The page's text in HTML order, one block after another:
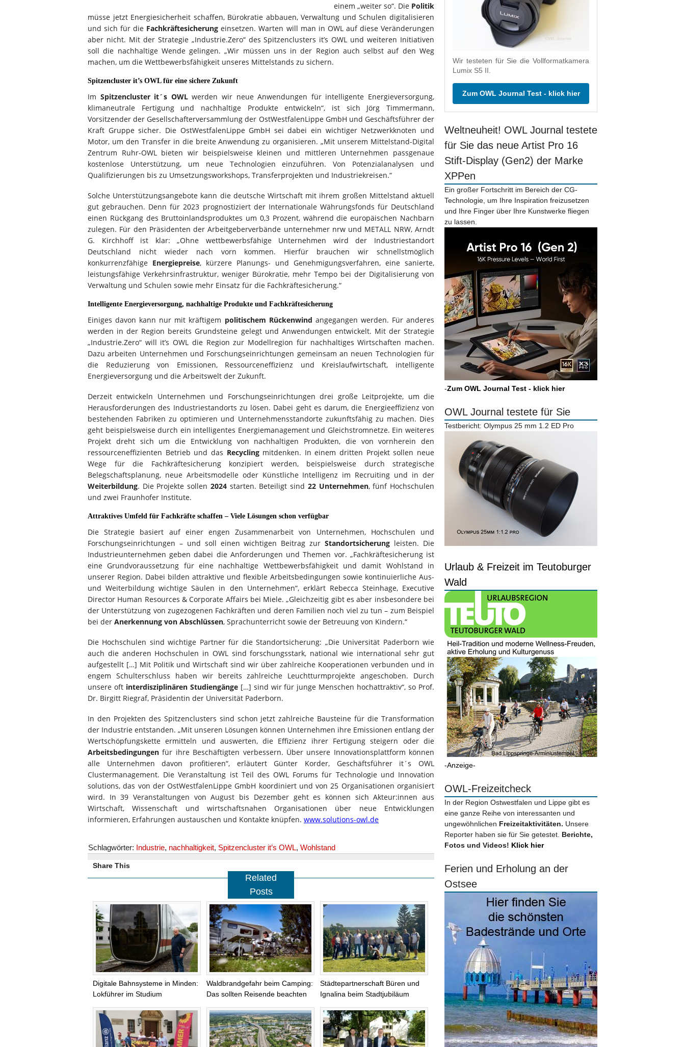
einem „weiter so“. Die Politik
müsse jetzt Energiesicherheit schaffen, Bürokratie abbauen, Verwaltung und Schulen digitalisieren
und sich für die Fachkräftesicherung einsetzen. Warten will man in OWL auf diese Veränderungen
aber nicht. Mit der Strategie „Industrie.Zero“ des Spitzenclusters it’s OWL und weiteren Initiativen
soll die nachhaltige Wende gelingen. „Wir müssen uns in der Region auch selbst auf den Weg
machen, um die Wettbewerbsfähigkeit unseres Mittelstands zu sichern.
Spitzencluster it’s OWL für eine sichere Zukunft
Im Spitzencluster it´s OWLwerden wir neue Anwendungen für intelligente Energieversorgung,
klimaneutrale Fertigung und nachhaltige Produkte entwickeln“, ist sich Jörg Timmermann,
Vorsitzender der Gesellschafterversammlung der OstWestfalenLippe GmbH und Geschäftsführer der
Kraft Gruppe sicher. Die OstWestfalenLippe GmbH sei dabei ein wichtiger Netzwerkknoten und
Motor, um den Transfer in die breite Anwendung zu organisieren. „Mit unserem Mittelstand-Digital
Zentrum Ruhr-OWL bieten wir beispielsweise kleinen und mittleren Unternehmen passgenaue
kostenlose Unterstützung, um neue Technologien einzuführen. Von Potenzialanalysen und
Qualifizierungen bis zu Umsetzungsworkshops, Transferprojekten und Industriekreisen.“
Solche Unterstützungsangebote kann die deutsche Wirtschaft mit ihrem großen Mittelstand aktuell
gut gebrauchen. Denn für 2023 prognostiziert der Internationale Währungsfonds für Deutschland
einen Rückgang des Bruttoinlandsproduktes um 0,3 Prozent, während die europäischen Nachbarn
zulegen. Für den Präsidenten der Arbeitgeberverbände unternehmer nrw und METALL NRW, Arndt
G. Kirchhoff ist klar: „Ohne wettbewerbsfähige Unternehmen wird der Industriestandort
Deutschland nicht wieder nach vorn kommen. Hierfür brauchen wir schnellstmöglich
konkurrenzfähige Energiepreise, kürzere Planungs- und Genehmigungsverfahren, eine sanierte,
leistungsfähige Verkehrsinfrastruktur, weniger Bürokratie, mehr Tempo bei der Digitalisierung von
Verwaltung und Schulen sowie mehr Einsatz für die Fachkräftesicherung.“
Intelligente Energieversorgung, nachhaltige Produkte und Fachkräftesicherung
Einiges davon kann nur mit kräftigem politischem Rückenwind angegangen werden. Für anderes
werden in der Region bereits Grundsteine gelegt und Anwendungen entwickelt. Mit der Strategie
„Industrie.Zero“ will it’s OWL die Region zur Modellregion für nachhaltiges Wirtschaften machen.
Dazu arbeiten Unternehmen und Forschungseinrichtungen gemeinsam an neuen Technologien für
die Reduzierung von Emissionen, Ressourceneffizienz und Kreislaufwirtschaft, intelligente
Energieversorgung und die Arbeitswelt der Zukunft.
Derzeit entwickeln Unternehmen und Forschungseinrichtungen drei große Leitprojekte, um die
Herausforderungen des Industriestandorts zu lösen. Dabei geht es darum, die Energieeffizienz von
bestehenden Fabriken zu optimieren und Unternehmensstandorte zukunftsfähig zu machen. Dies
geht beispielsweise durch ein intelligentes Energiemanagement und Gleichstromnetze. Ein weiteres
Projekt dreht sich um die Entwicklung von nachhaltigen Produkten, die von vornherein den
ressourceneffizienten Betrieb und das Recyclingmitdenken. In einem dritten Projekt sollen neue
Wege für die Fachkräftesicherung konzipiert werden, beispielsweise durch strategische
Belegschaftsplanung, neue Arbeitsmodelle oder Künstliche Intelligenz im Recruiting und in der
Weiterbildung. Die Projekte sollen 2024starten. Beteiligt sind 22 Unternehmen, fünf Hochschulen
und zwei Fraunhofer Institute.
Attraktives Umfeld für Fachkräfte schaffen – Viele Lösungen schon verfügbar
Die Strategie basiert auf einer engen Zusammenarbeit von Unternehmen, Hochschulen und
Forschungseinrichtungen – und soll einen wichtigen Beitrag zurStandortsicherung leisten. Die
Industrieunternehmen geben dabei die Anforderungen und Themen vor. „Fachkräftesicherung ist
eine Grundvoraussetzung für eine nachhaltige Wettbewerbsfähigkeit und damit Wohlstand in
unserer Region. Dabei bilden attraktive und flexible Arbeitsbedingungen sowie kontinuierliche Aus-
und Weiterbildung wichtige Säulen in den Unternehmen“, erklärt Rebecca Steinhage, Executive
Director Human Resources & Corporate Affairs bei Miele. „Gleichzeitig gibt es aber insbesondere bei
der Unterstützung von zugezogenen Fachkräften und deren Familien noch viel zu tun – zum Beispiel
bei der Anerkennung von Abschlüssen, Sprachunterricht sowie der Betreuung von Kindern.“
Die Hochschulen sind wichtige Partner für die Standortsicherung: „Die Universität Paderborn wie
auch die anderen Hochschulen in OWL sind forschungsstark, national wie international sehr gut
aufgestellt […] Mit Politik und Wirtschaft sind wir über zahlreiche Kooperationen verbunden und in
engem Schulterschluss haben wir bereits zahlreiche Leuchtturmprojekte angeschoben. Durch
unsere oft interdisziplinären Studiengänge[…] sind wir für junge Menschen hochattraktiv“, so Prof.
Dr. Birgitt Riegraf, Präsidentin der Universität Paderborn.
In den Projekten des Spitzenclusters sind schon jetzt zahlreiche Bausteine für die Transformation
der Industrie entstanden. „Mit unseren Lösungen können Unternehmen ihre Emissionen entlang der
Wertschöpfungskette ermitteln und auswerten, die Effizienz ihrer Fertigung steigern oder die
Arbeitsbedingungen für ihre Beschäftigten verbessern. Über unsere Innovationsplattform können
alle Unternehmen davon profitieren“, erläutert Günter Korder, Geschäftsführer it´s OWL
Clustermanagement. Die Veranstaltung ist Teil des OWL Forums für Technologie und Innovation
solutions, das von der OstWestfalenLippe GmbH koordiniert und von 25 Organisationen organisiert
wird. In 39 Veranstaltungen von August bis Dezember geht es können sich Akteur:innen aus
Wirtschaft, Wissenschaft und wirtschaftsnahen Organisationen über neue Entwicklungen
informieren, Erfahrungen austauschen und Kontakte knüpfen. www.solutions-owl.de
Schlagwörter: Industrie, nachhaltigkeit, Spitzencluster it’s OWL, Wohlstand
Share This
Related
Posts
Digitale Bahnsysteme in Minden:
Lokführer im Studium
Waldbrandgefahr beim Camping:
Das sollten Reisende beachten
Städtepartnerschaft Büren und
Ignalina beim Stadtjubiläum
Wir testeten für Sie die Vollformatkamera
Lumix S5 II.
Zum OWL Journal Test - klick hier
Weltneuheit! OWL Journal testete
für Sie das neue Artist Pro 16
Stift-Display (Gen2) der Marke
XPPen
Ein großer Fortschritt im Bereich der CG-
Technologie, um Ihre Inspiration freizusetzen
und Ihre Finger über Ihre Kunstwerke fliegen
zu lassen.
-Zum OWL Journal Test - klick hier
OWL Journal testete für Sie
Testbericht: Olympus 25 mm 1.2 ED Pro
Urlaub & Freizeit im Teutoburger
Wald
-Anzeige-
OWL-Freizeitcheck
In der Region Ostwestfalen und Lippe gibt es
eine ganze Reihe von interessanten und
ungewöhnlichen Freizeitaktivitäten. Unsere
Reporter haben sie für Sie getestet. Berichte,
Fotos und Videos! Klick hier
Ferien und Erholung an der
Ostsee